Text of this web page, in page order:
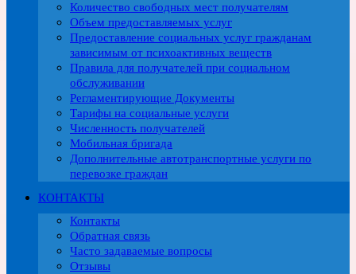
Количество свободных мест получателям
Объем предоставляемых услуг
Предоставление социальных услуг гражданам
зависимым от психоактивных веществ
Правила для получателей при социальном
обслуживании
Регламентирующие Документы
Тарифы на социальные услуги
Численность получателей
Мобильная бригада
Дополнительные автотранспортные услуги по
перевозке граждан
КОНТАКТЫ
Контакты
Обратная связь
Часто задаваемые вопросы
Отзывы